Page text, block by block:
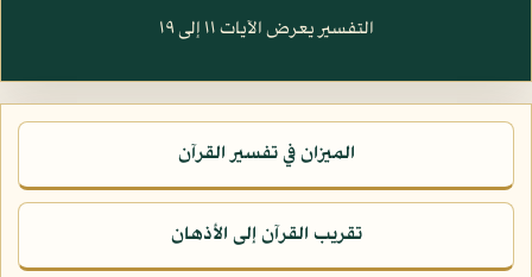
التفسير يعرض الآيات ١١ إلى ١٩
الميزان في تفسير القرآن
تقريب القرآن إلى الأذهان